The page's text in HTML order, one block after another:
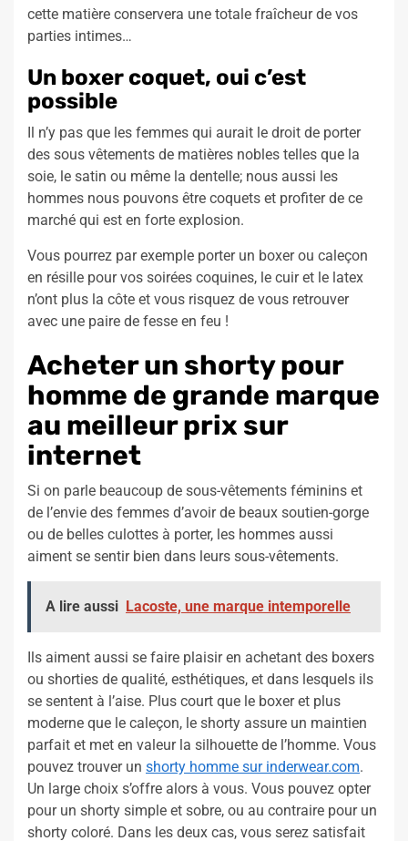
cette matière conservera une totale fraîcheur de vos
parties intimes…
Un boxer coquet, oui c’est
possible
Il n’y pas que les femmes qui aurait le droit de porter
des sous vêtements de matières nobles telles que la
soie, le satin ou même la dentelle; nous aussi les
hommes nous pouvons être coquets et profiter de ce
marché qui est en forte explosion.
Vous pourrez par exemple porter un boxer ou caleçon
en résille pour vos soirées coquines, le cuir et le latex
n’ont plus la côte et vous risquez de vous retrouver
avec une paire de fesse en feu !
Acheter un shorty pour
homme de grande marque
au meilleur prix sur
internet
Si on parle beaucoup de sous-vêtements féminins et
de l’envie des femmes d’avoir de beaux soutien-gorge
ou de belles culottes à porter, les hommes aussi
aiment se sentir bien dans leurs sous-vêtements.
A lire aussi Lacoste, une marque intemporelle
Ils aiment aussi se faire plaisir en achetant des boxers
ou shorties de qualité, esthétiques, et dans lesquels ils
se sentent à l’aise. Plus court que le boxer et plus
moderne que le caleçon, le shorty assure un maintien
parfait et met en valeur la silhouette de l’homme. Vous
pouvez trouver un shorty homme sur inderwear.com.
Un large choix s’offre alors à vous. Vous pouvez opter
pour un shorty simple et sobre, ou au contraire pour un
shorty coloré. Dans les deux cas, vous serez satisfait